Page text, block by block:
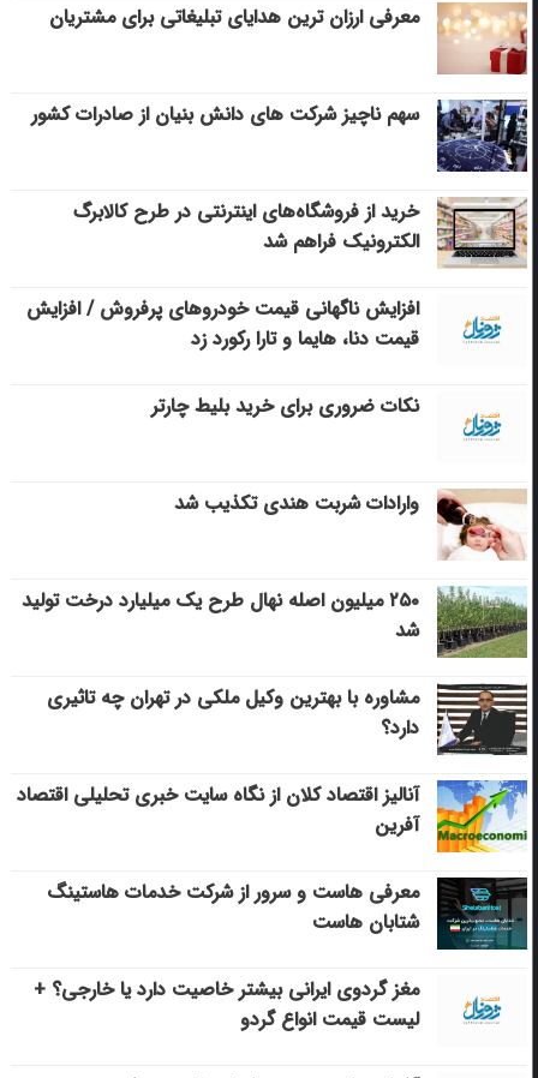
معرفی ارزان ترین هدایای تبلیغاتی برای مشتریان
سهم ناچیز شرکت های دانش بنیان از صادرات کشور
خرید از فروشگاه‌های اینترنتی در طرح کالابرگ
الکترونیک فراهم شد
افزایش ناگهانی قیمت خودروهای پرفروش / افزایش
قیمت دنا، هایما و تارا رکورد زد
نکات ضروری برای خرید بلیط چارتر
وارادات شربت هندی تکذیب شد
۲۵۰ میلیون اصله نهال طرح یک میلیارد درخت تولید
شد
مشاوره با بهترین وکیل ملکی در تهران چه تاثیری
دارد؟
آنالیز اقتصاد کلان از نگاه سایت خبری تحلیلی اقتصاد
آفرین
معرفی هاست و سرور از شرکت خدمات هاستینگ
شتابان هاست
مغز گردوی ایرانی بیشتر خاصیت دارد یا خارجی؟ +
لیست قیمت انواع گردو